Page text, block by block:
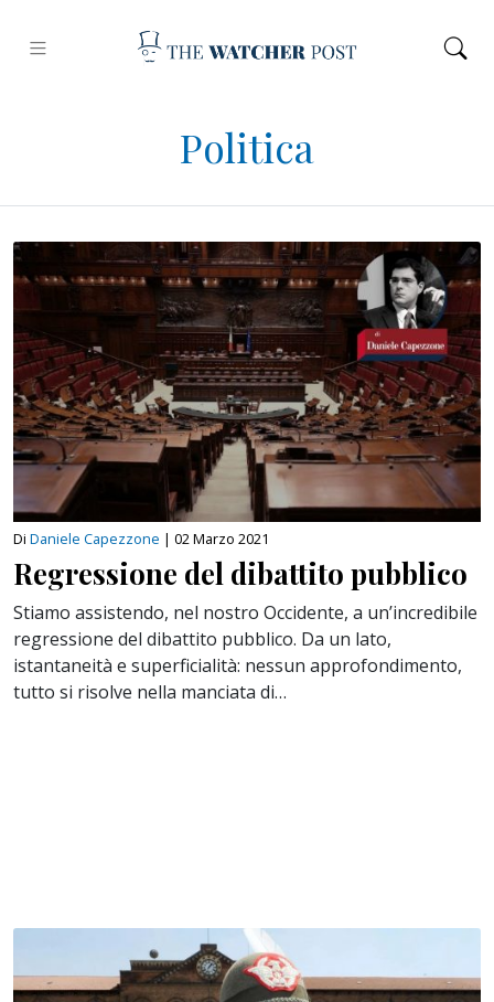
Politica
Di Daniele Capezzone | 02 Marzo 2021
Regressione del dibattito pubblico
Stiamo assistendo, nel nostro Occidente, a un’incredibile
regressione del dibattito pubblico. Da un lato,
istantaneità e superficialità: nessun approfondimento,
tutto si risolve nella manciata di…